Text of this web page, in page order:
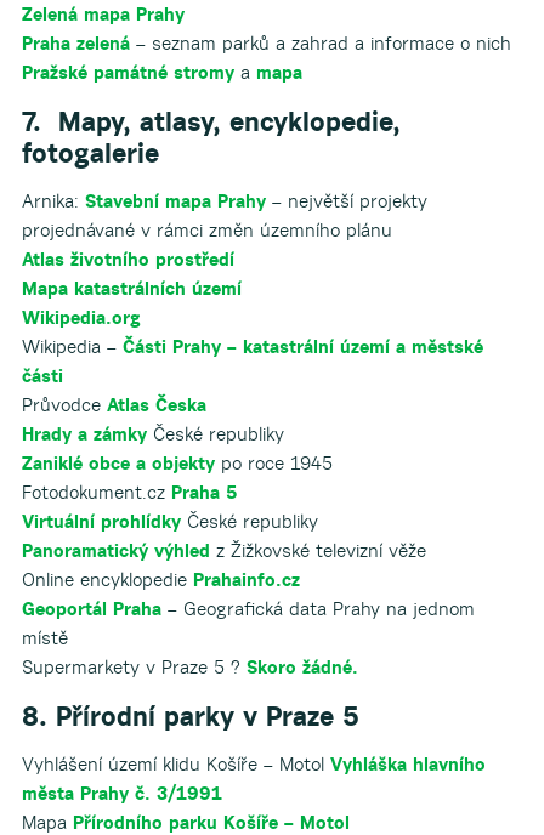
Zelená mapa Prahy
Praha zelená– seznam parků a zahrad a informace o nich
Pražské památné stromya mapa
7. Mapy, atlasy, encyklopedie,
fotogalerie
Arnika: Stavební mapa Prahy– největší projekty
projednávané v rámci změn územního plánu
Atlas životního prostředí
Mapa katastrálních území
Wikipedia.org
Wikipedia – Části Prahy – katastrální území a městské
části
Průvodce Atlas Česka
Hrady a zámkyČeské republiky
Zaniklé obce a objektypo roce 1945
Fotodokument.cz Praha 5
Virtuální prohlídkyČeské republiky
Panoramatický výhled z Žižkovské televizní věže
Online encyklopedie Prahainfo.cz
Geoportál Praha– Geografická data Prahy na jednom
místě
Supermarkety v Praze 5 ? Skoro žádné.
8. Přírodní parky v Praze 5
Vyhlášení území klidu Košíře – Motol Vyhláška hlavního
města Prahy č. 3/1991
Mapa Přírodního parku Košíře – Motol